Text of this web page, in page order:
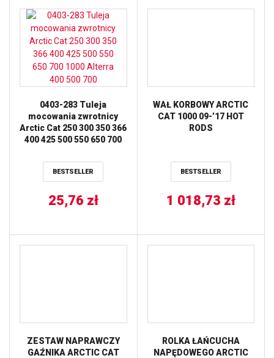
0403-283 Tuleja
mocowania zwrotnicy
Arctic Cat 250 300 350 366
400 425 500 550 650 700
BESTSELLER
25,76 zł
WAŁ KORBOWY ARCTIC
CAT 1000 09-’17 HOT
RODS
BESTSELLER
1 018,73 zł
ZESTAW NAPRAWCZY
GAŹNIKA ARCTIC CAT
ROLKA ŁAŃCUCHA
NAPĘDOWEGO ARCTIC